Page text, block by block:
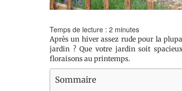
Temps de lecture : 2 minutes
Après un hiver assez rude pour la
jardin ? Que votre jardin soit
floraisons au printemps.
Sommaire